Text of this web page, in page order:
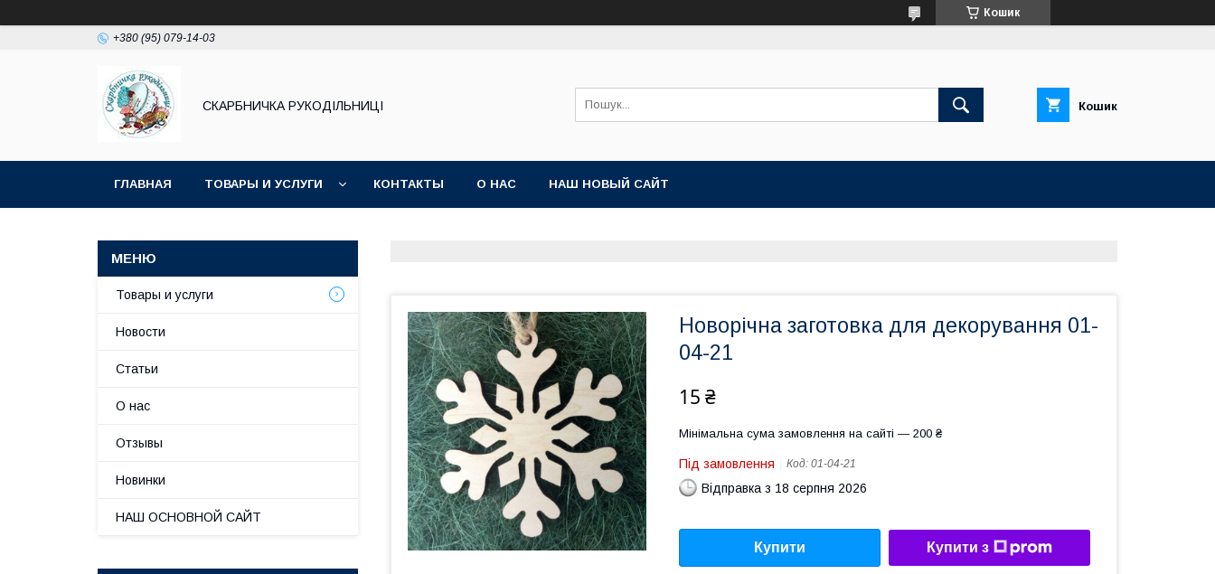
Кошик
+380 (95) 079-14-03
СКАРБНИЧКА РУКОДІЛЬНИЦІ Кошик
ГЛАВНАЯ ТОВАРЫ И УСЛУГИ КОНТАКТЫ О НАС НАШ НОВЫЙ САЙТ
Новорічна заготовка для декорування 01-
04-21
15 ₴
Мінімальна сума замовлення на сайті — 200 ₴
Під замовлення Код: 01-04-21
Відправка з 18 серпня 2026
Купити Купити з
Товары и услуги
Новости
Статьи
О нас
Отзывы
Новинки
НАШ ОСНОВНОЙ САЙТ